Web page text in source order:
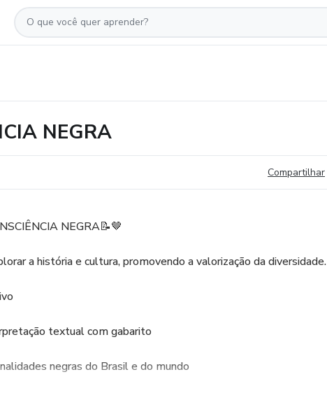
NEGRA
Compartilhar
NEGRA📝🤎
a história e cultura, promovendo a valorização da diversidade.
textual com gabarito
negras do Brasil e do mundo